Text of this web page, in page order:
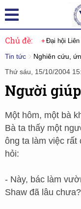
Chủ đề: Đại hội
Tin tức
Nghiên cứu,
Thứ sáu, 15/10/2004
Người
Một hôm, một bà
Bà ta thấy một
ông ta làm việc rất
hỏi:
- Này, bác làm
Shaw đã lâu chưa?